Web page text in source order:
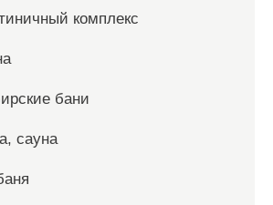
комплекс
бани
сауна